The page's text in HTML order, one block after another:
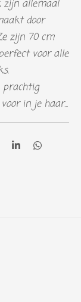
zijn allemaal
door
zijn 70 cm
voor alle
prachtig
in je haar...
S D